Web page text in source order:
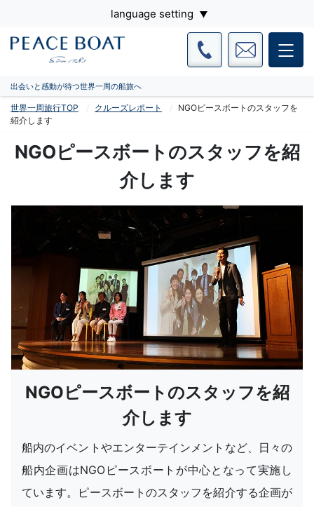
language setting
出会いと感動が待つ世界一周の船旅へ
世界一周旅行TOP クルーズレポート
NGOピースボートのスタッフを
紹介します
NGOピースボートのスタッフを紹
介します
NGOピースボートのスタッフを紹
介します
船内のイベントやエンターテインメントなど、日々の
船内企画はNGOピースボートが中心となって実施し
ています。ピースボートのスタッフを紹介する企画が